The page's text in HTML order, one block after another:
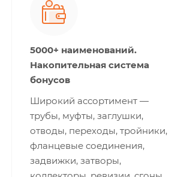
5000+ наименований.
Накопительная система
бонусов
Широкий ассортимент —
трубы, муфты, заглушки,
отводы, переходы, тройники,
фланцевые соединения,
задвижки, затворы,